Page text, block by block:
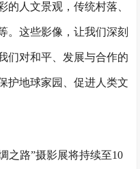
的人文景观，传统村落、
。这些影像，让我们深刻
们对和平、发展与合作的
护地球家园、促进人类文
之路”摄影展将持续至10